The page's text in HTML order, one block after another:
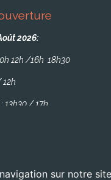
sur notre
2026:
12h /16h 18h30
13h30 / 17h